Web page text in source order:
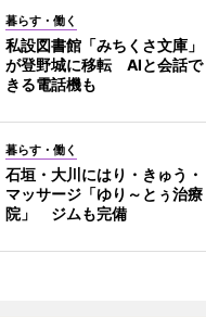
暮らす・働く
私設図書館「みちくさ文庫」
が登野城に移転 AIと会話で
きる電話機も
暮らす・働く
石垣・大川にはり・きゅう・
マッサージ「ゆり～とぅ治療
院」 ジムも完備